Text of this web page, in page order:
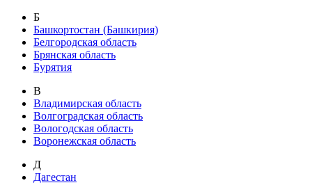
Б
Башкортостан (Башкирия)
Белгородская область
Брянская область
Бурятия
В
Владимирская область
Волгоградская область
Вологодская область
Воронежская область
Д
Дагестан